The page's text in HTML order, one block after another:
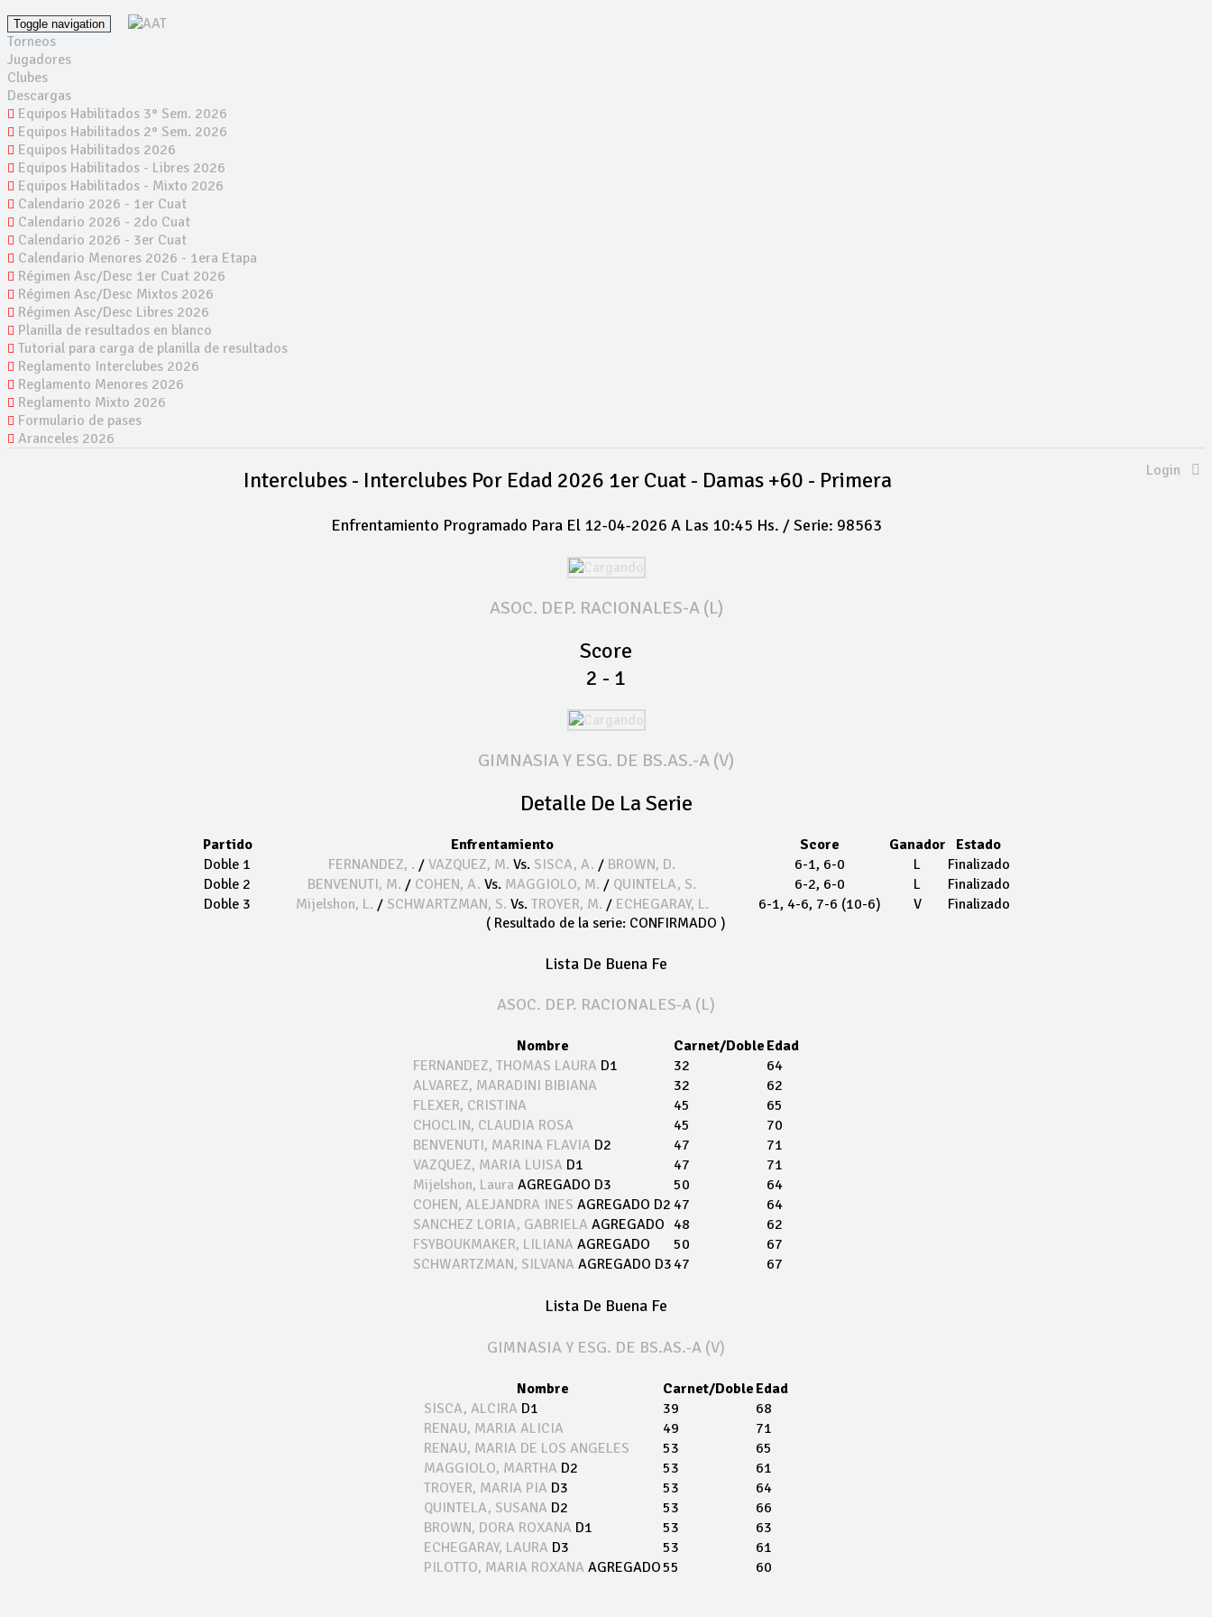
Toggle navigation
Torneos
Jugadores
Clubes
Descargas
Equipos Habilitados 3° Sem. 2026
Equipos Habilitados 2° Sem. 2026
Equipos Habilitados 2026
Equipos Habilitados - Libres 2026
Equipos Habilitados - Mixto 2026
Calendario 2026 - 1er Cuat
Calendario 2026 - 2do Cuat
Calendario 2026 - 3er Cuat
Calendario Menores 2026 - 1era Etapa
Régimen Asc/Desc 1er Cuat 2026
Régimen Asc/Desc Mixtos 2026
Régimen Asc/Desc Libres 2026
Planilla de resultados en blanco
Tutorial para carga de planilla de resultados
Reglamento Interclubes 2026
Reglamento Menores 2026
Reglamento Mixto 2026
Formulario de pases
Aranceles 2026
Login
Interclubes - Interclubes Por Edad 2026 1er Cuat - Damas +60 - Primera
Enfrentamiento Programado Para El 12-04-2026 A Las 10:45 Hs. / Serie: 98563
ASOC. DEP. RACIONALES-A (L)
Score
2 - 1
GIMNASIA Y ESG. DE BS.AS.-A (V)
Detalle De La Serie
Partido Enfrentamiento Score Ganador
Estado
Doble 1
FERNANDEZ, . / VAZQUEZ, M. Vs. SISCA, A. / BROWN, D. 6-1, 6-0 L
Finalizado
Doble 2
BENVENUTI, M. / COHEN, A. Vs. MAGGIOLO, M. / QUINTELA, S. 6-2, 6-0 L
Finalizado
Doble 3
Mijelshon, L. / SCHWARTZMAN, S. Vs. TROYER, M. / ECHEGARAY, L. 6-1, 4-6, 7-6 (10-6) V
Finalizado
( Resultado de la serie: CONFIRMADO )
Lista De Buena Fe
ASOC. DEP. RACIONALES-A (L)
Nombre Carnet/Doble Edad
FERNANDEZ, THOMAS LAURA D1 32
64
ALVAREZ, MARADINI BIBIANA
32
62
FLEXER, CRISTINA
45
65
CHOCLIN, CLAUDIA ROSA
45
70
BENVENUTI, MARINA FLAVIA D2 47
71
VAZQUEZ, MARIA LUISA D1 47
71
Mijelshon, Laura AGREGADO D3 50
64
COHEN, ALEJANDRA INES AGREGADO D2 47
64
SANCHEZ LORIA, GABRIELA AGREGADO 48
62
FSYBOUKMAKER, LILIANA AGREGADO 50
67
SCHWARTZMAN, SILVANA AGREGADO D3 47 67
Lista De Buena Fe
GIMNASIA Y ESG. DE BS.AS.-A (V)
Nombre Carnet/Doble Edad
SISCA, ALCIRA D1 39
68
RENAU, MARIA ALICIA
49
71
RENAU, MARIA DE LOS ANGELES
53
65
MAGGIOLO, MARTHA D2 53
61
TROYER, MARIA PIA D3 53
64
QUINTELA, SUSANA D2 53
66
BROWN, DORA ROXANA D1 53
63
ECHEGARAY, LAURA D3 53
61
PILOTTO, MARIA ROXANA AGREGADO55 60